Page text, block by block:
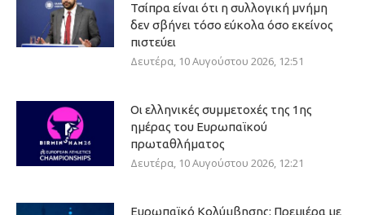
Τσίπρα είναι ότι η συλλογική μνήμη
δεν σβήνει τόσο εύκολα όσο εκείνος
πιστεύει
Δευτέρα, 10 Αυγούστου 2026, 12:51
Οι ελληνικές συμμετοχές της 1ης
ημέρας του Ευρωπαϊκού
πρωταθλήματος
Δευτέρα, 10 Αυγούστου 2026, 12:21
Ευρωπαϊκό Κολύμβησης: Πρεμιέρα με